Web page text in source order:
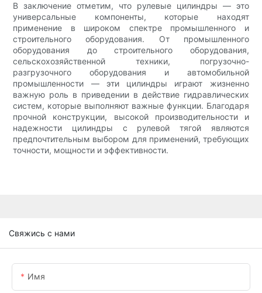
В заключение отметим, что рулевые цилиндры — это
универсальные компоненты, которые находят
применение в широком спектре промышленного и
строительного оборудования. От промышленного
оборудования до строительного оборудования,
сельскохозяйственной техники, погрузочно-
разгрузочного оборудования и автомобильной
промышленности — эти цилиндры играют жизненно
важную роль в приведении в действие гидравлических
систем, которые выполняют важные функции. Благодаря
прочной конструкции, высокой производительности и
надежности цилиндры с рулевой тягой являются
предпочтительным выбором для применений, требующих
точности, мощности и эффективности.
Свяжись с нами
Имя